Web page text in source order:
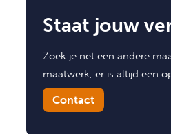
Staat jouw
Zoek je net een andere
maatwerk, er is altijd een
Contact